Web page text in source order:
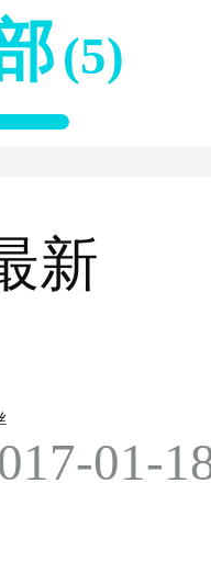
(5)
新
01-